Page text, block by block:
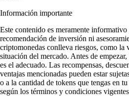
Información importante
Este contenido es meramente
recomendación de inversión ni
criptomonedas conlleva riesgos, como la
situación del mercado. Antes de
es el adecuado. Las recompensas,
ventajas mencionadas pueden estar
o a la cantidad de tokens que tengas en
según los términos y condiciones